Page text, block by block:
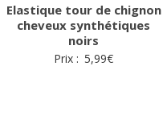
Elastique tour de chignon
cheveux synthétiques
noirs
Prix : 5,99€